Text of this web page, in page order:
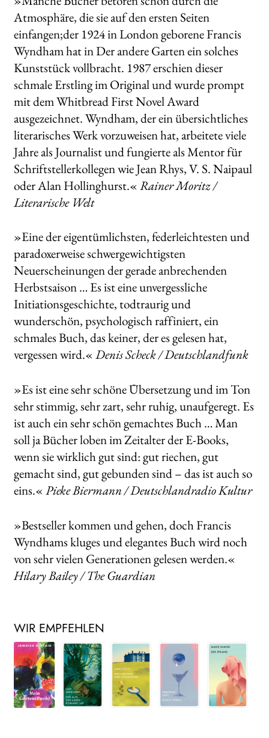
Atmosphäre, die sie auf den ersten Seiten
einfangen;der 1924 in London geborene Francis
Wyndham hat in Der andere Garten ein solches
Kunststück vollbracht. 1987 erschien dieser
schmale Erstling im Original und wurde prompt
mit dem Whitbread First Novel Award
ausgezeichnet. Wyndham, der ein übersichtliches
literarisches Werk vorzuweisen hat, arbeitete viele
Jahre als Journalist und fungierte als Mentor für
Schriftstellerkollegen wie Jean Rhys, V. S. Naipaul
oder Alan Hollinghurst.« Rainer Moritz /
Literarische Welt
»Eine der eigentümlichsten, federleichtesten und
paradoxerweise schwergewichtigsten
Neuerscheinungen der gerade anbrechenden
Herbstsaison … Es ist eine unvergessliche
Initiationsgeschichte, todtraurig und
wunderschön, psychologisch raffiniert, ein
schmales Buch, das keiner, der es gelesen hat,
vergessen wird.« Denis Scheck / Deutschlandfunk
»Es ist eine sehr schöne Übersetzung und im Ton
sehr stimmig, sehr zart, sehr ruhig, unaufgeregt. Es
ist auch ein sehr schön gemachtes Buch … Man
soll ja Bücher loben im Zeitalter der E-Books,
wenn sie wirklich gut sind: gut riechen, gut
gemacht sind, gut gebunden sind – das ist auch so
eins.« Pieke Biermann / Deutschlandradio Kultur
»Bestseller kommen und gehen, doch Francis
Wyndhams kluges und elegantes Buch wird noch
von sehr vielen Generationen gelesen werden.«
Hilary Bailey / The Guardian
WIR EMPFEHLEN